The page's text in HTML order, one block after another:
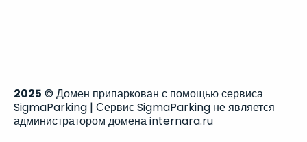
2025 © Домен припаркован с помощью сервиса
SigmaParking | Сервис SigmaParking не является
администратором домена internara.ru